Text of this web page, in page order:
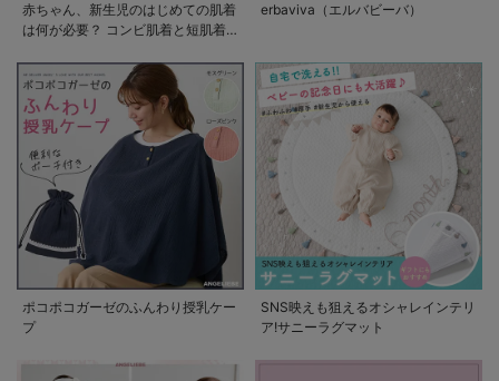
赤ちゃん、新生児のはじめての肌着
は何が必要？ コンビ肌着と短肌着
erbaviva（エルバビーバ）
ポコポコガーゼのふんわり授乳ケー
プ
SNS映えも狙えるオシャレインテリ
ア!サニーラグマット